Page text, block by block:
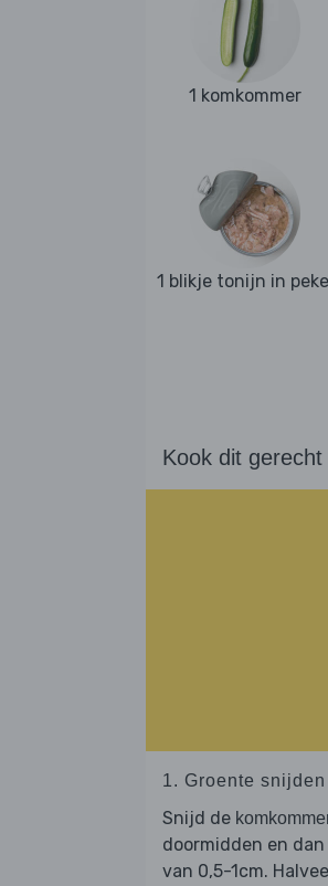
1 komkommer
1 blikje tonijn in pekel
Kook dit
1. Groente snijden
Snijd de
doormidden en
van 0,5-1cm.